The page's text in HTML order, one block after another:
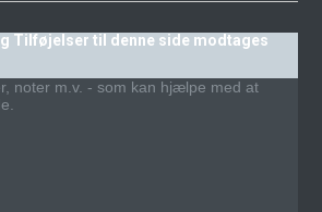
Tilføjelser til denne side modtages